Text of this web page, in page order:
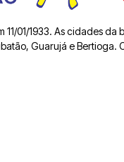
11/01/1933. As cidades
Guarujá e Bertioga.